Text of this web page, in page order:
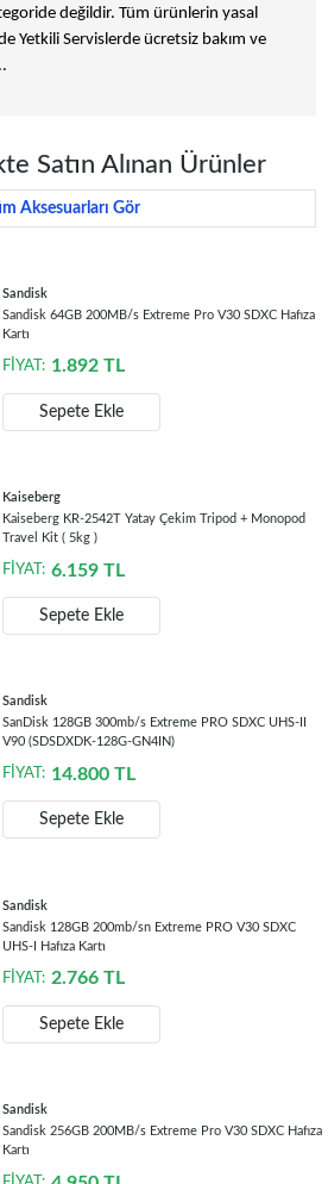
değildir. Tüm ürünlerin yasal
Yetkili Servislerde ücretsiz bakım ve
Satın Alınan Ürünler
Aksesuarları Gör
Sandisk
Sandisk 64GB 200MB/s Extreme Pro V30 SDXC Hafıza
Kartı
FİYAT: 1.892 TL
Sepete Ekle
Kaiseberg
Kaiseberg KR-2542T Yatay Çekim Tripod + Monopod
Travel Kit ( 5kg )
FİYAT: 6.159 TL
Sepete Ekle
Sandisk
SanDisk 128GB 300mb/s Extreme PRO SDXC UHS-II
V90 (SDSDXDK-128G-GN4IN)
FİYAT: 14.800 TL
Sepete Ekle
Sandisk
Sandisk 128GB 200mb/sn Extreme PRO V30 SDXC
UHS-I Hafıza Kartı
FİYAT: 2.766 TL
Sepete Ekle
Sandisk
Sandisk 256GB 200MB/s Extreme Pro V30 SDXC Hafıza
Kartı